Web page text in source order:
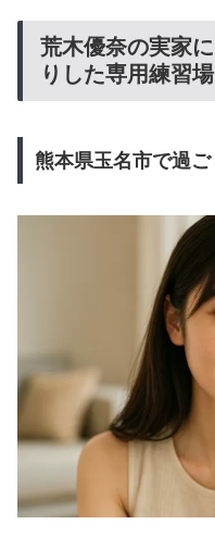
荒木優奈の実家
りした専用練習
熊本県玉名市で過